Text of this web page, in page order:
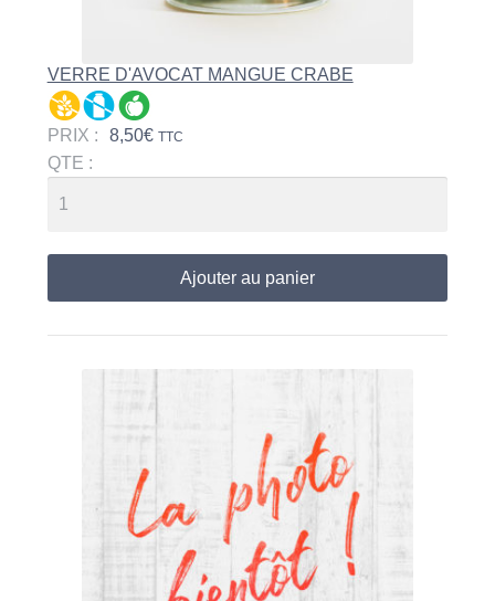
VERRE D'AVOCAT MANGUE CRABE
PRIX : 8,50€ TTC
QTE :
Ajouter au panier